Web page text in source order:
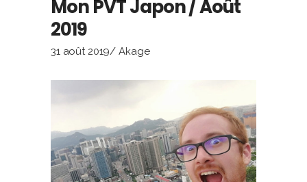
Mon PVT Japon / Août
2019
31 août 2019 Akage